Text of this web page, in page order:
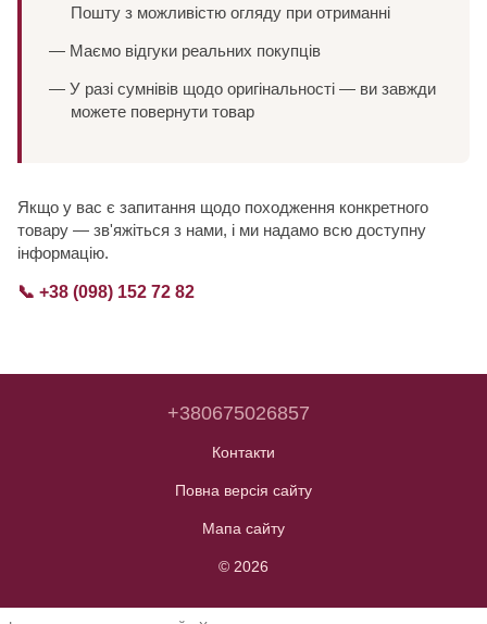
Пошту з можливістю огляду при отриманні
— Маємо відгуки реальних покупців
— У разі сумнівів щодо оригінальності — ви завжди
можете повернути товар
Якщо у вас є запитання щодо походження конкретного
товару — зв'яжіться з нами, і ми надамо всю доступну
інформацію.
📞 +38 (098) 152 72 82
+380675026857
Контакти
Повна версія сайту
Мапа сайту
© 2026